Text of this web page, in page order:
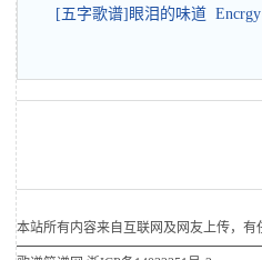
[五字歌谱]眼泪的味道 Encrgy
本站所有内容来自互联网及网友上传，有